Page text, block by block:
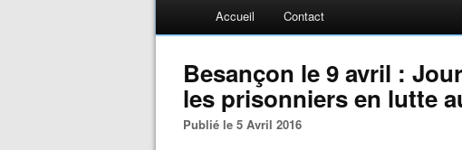
Accueil Contact
Besançon le 9 avril :
les prisonniers en lutte
Publié le 5 Avril 2016